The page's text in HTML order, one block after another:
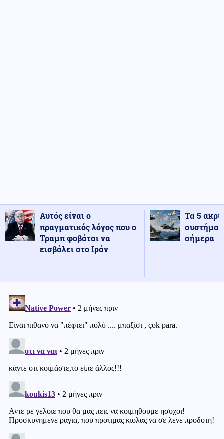
Αυτός είναι ο
πραγματικός λόγος που ο
Τραμπ φοβάται να
εισβάλει στο Ιράν
Τα 5
σήμερα